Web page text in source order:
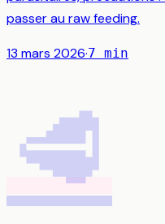
passer au raw feeding.
13 mars 2026·7 min
🥩